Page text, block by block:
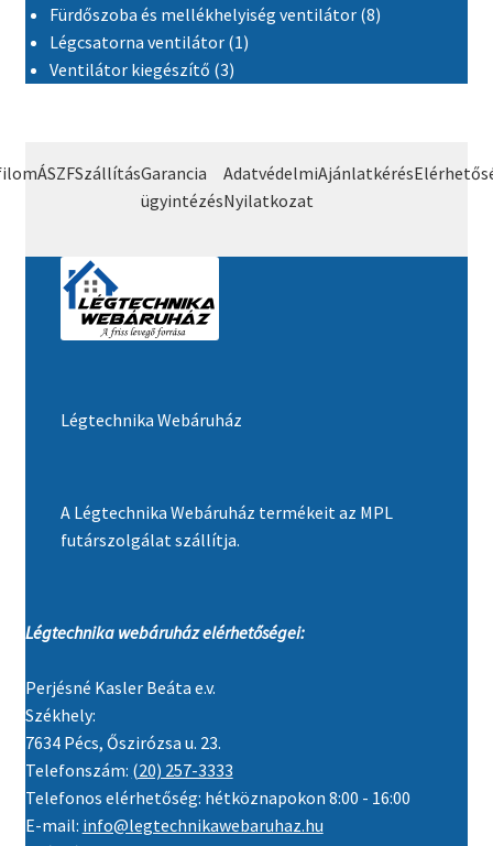
Fürdőszoba és mellékhelyiség ventilátor 88 termék
Légcsatorna ventilátor 11 termék
Ventilátor kiegészítő 33 termék
ÁSZFSzállításGarancia
ügyintézés
Adatvédelmi
Nyilatkozat
Ajánlatkérés
Légtechnika Webáruház
A Légtechnika Webáruház termékeit az MPL
futárszolgálat szállítja.
Légtechnika webáruház elérhetőségei:
Perjésné Kasler Beáta e.v.
Székhely:
7634 Pécs, Őszirózsa u. 23.
Telefonszám: (20) 257-3333
Telefonos elérhetőség: hétköznapokon 8:00 - 16:00
E-mail: info@legtechnikawebaruhaz.hu